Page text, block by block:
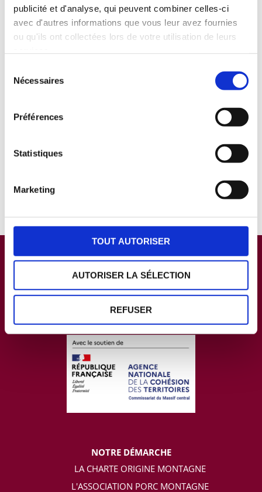
publicité et d'analyse, qui peuvent combiner celles-ci
avec d'autres informations que vous leur avez fournies
ou qu'ils ont collectées lors de votre utilisation de leurs
Nécessaires
Préférences
Statistiques
Marketing
TOUT AUTORISER
AUTORISER LA SÉLECTION
REFUSER
NOTRE DÉMARCHE
LA CHARTE ORIGINE MONTAGNE
L'ASSOCIATION PORC MONTAGNE